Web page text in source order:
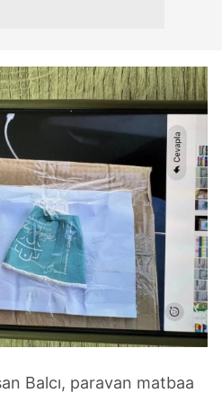
Balcı, paravan matbaa